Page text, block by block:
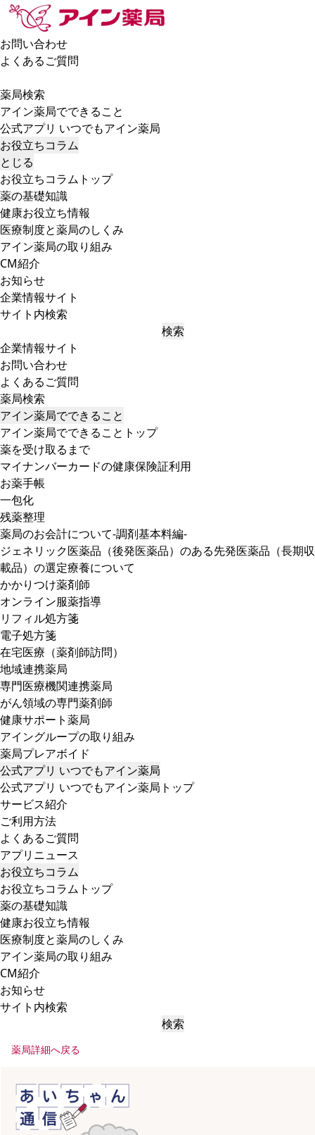
お問い合わせ
よくあるご質問
薬局検索
アイン薬局でできること
公式アプリ いつでもアイン薬局
お役立ちコラム
とじる
お役立ちコラムトップ
薬の基礎知識
健康お役立ち情報
医療制度と薬局のしくみ
アイン薬局の取り組み
CM紹介
お知らせ
企業情報サイト
サイト内検索
検索
企業情報サイト
お問い合わせ
よくあるご質問
薬局検索
アイン薬局でできること
アイン薬局でできることトップ
薬を受け取るまで
マイナンバーカードの健康保険証利用
お薬手帳
一包化
残薬整理
薬局のお会計について-調剤基本料編-
ジェネリック医薬品（後発医薬品）のある先発医薬品（長期収
載品）の選定療養について
かかりつけ薬剤師
オンライン服薬指導
リフィル処方箋
電子処方箋
在宅医療（薬剤師訪問）
地域連携薬局
専門医療機関連携薬局
がん領域の専門薬剤師
健康サポート薬局
アイングループの取り組み
薬局プレアボイド
公式アプリ いつでもアイン薬局
公式アプリ いつでもアイン薬局トップ
サービス紹介
ご利用方法
よくあるご質問
アプリニュース
お役立ちコラム
お役立ちコラムトップ
薬の基礎知識
健康お役立ち情報
医療制度と薬局のしくみ
アイン薬局の取り組み
CM紹介
お知らせ
サイト内検索
検索
薬局詳細へ戻る